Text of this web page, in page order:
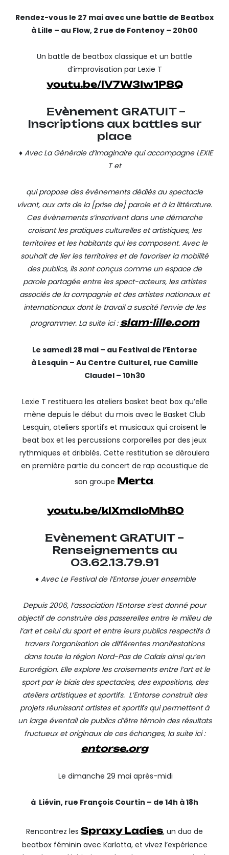
Rendez-vous le 27 mai avec une battle de Beatbox
à Lille – au Flow, 2 rue de Fontenoy – 20h00
Un battle de beatbox classique et un battle
d’improvisation par Lexie T
youtu.be/lV7W3Iw1P8Q
Evènement GRATUIT –
Inscriptions aux battles sur
place
♦ Avec La Générale d’Imaginaire qui accompagne LEXIE
T et
qui propose des évènements dédiés au spectacle
vivant, aux arts de la [prise de] parole et à la littérature.
Ces évènements s’inscrivent dans une démarche
croisant les pratiques culturelles et artistiques, les
territoires et les habitants qui les composent. Avec le
souhait de lier les territoires et de favoriser la mobilité
des publics, ils sont conçus comme un espace de
parole partagée entre les spect-acteurs, les artistes
associés de la compagnie et des artistes nationaux et
internationaux dont le travail a suscité l’envie de les
programmer. La suite ici : slam-lille.com
Le samedi 28 mai – au Festival de l’Entorse
à Lesquin – Au Centre Culturel, rue Camille
Claudel – 10h30
Lexie T restituera les ateliers basket beat box qu’elle
mène depuis le début du mois avec le Basket Club
Lesquin, ateliers sportifs et musicaux qui croisent le
beat box et les percussions corporelles par des jeux
rythmiques et dribblés. Cette restitution se déroulera
en première partie du concert de rap acoustique de
son groupe Merta.
youtu.be/klXmdloMh80
Evènement GRATUIT –
Renseignements au
03.62.13.79.91
♦ Avec Le Festival de l’Entorse jouer ensemble
Depuis 2006, l’association l’Entorse s’est donné pour
objectif de construire des passerelles entre le milieu de
l’art et celui du sport et entre leurs publics respectifs à
travers l’organisation de différentes manifestations
dans toute la région Nord-Pas de Calais ainsi qu’en
Eurorégion. Elle explore les croisements entre l’art et le
sport par le biais des spectacles, des expositions, des
ateliers artistiques et sportifs. L’Entorse construit des
projets réunissant artistes et sportifs qui permettent à
un large éventail de publics d’être témoin des résultats
fructueux et originaux de ces échanges, la suite ici :
entorse.org
Le dimanche 29 mai après-midi
à Liévin, rue François Courtin – de 14h à 18h
Rencontrez les Spraxy Ladies, un duo de
beatbox féminin avec Karlotta, et vivez l’expérience